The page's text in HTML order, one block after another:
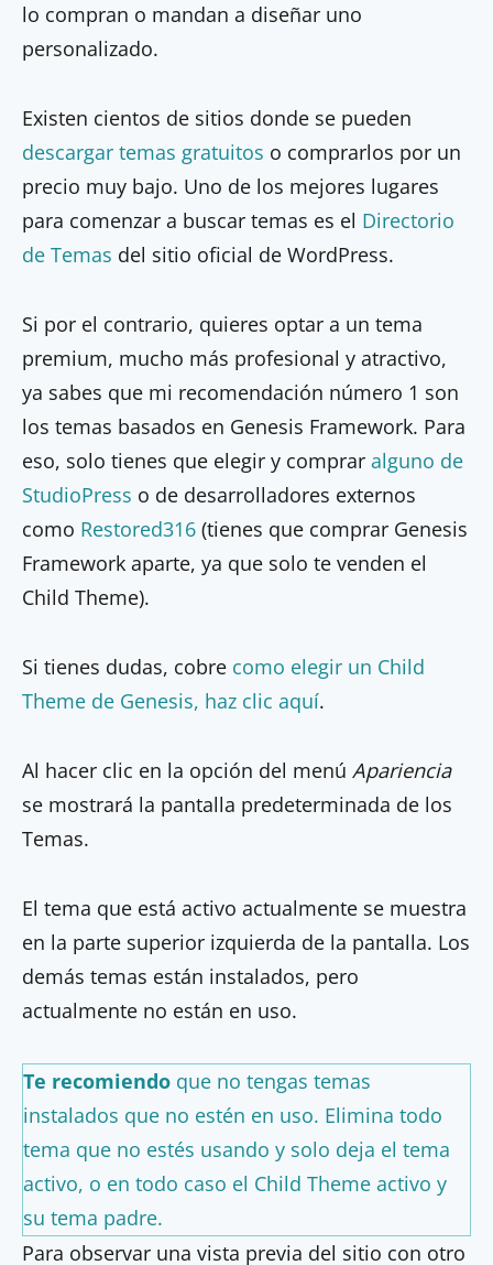
lo compran o mandan a diseñar uno
personalizado.
Existen cientos de sitios donde se pueden
descargar temas gratuitos o comprarlos por un
precio muy bajo. Uno de los mejores lugares
para comenzar a buscar temas es el Directorio
de Temas del sitio oficial de WordPress.
Si por el contrario, quieres optar a un tema
premium, mucho más profesional y atractivo,
ya sabes que mi recomendación número 1 son
los temas basados en Genesis Framework. Para
eso, solo tienes que elegir y comprar alguno de
StudioPress o de desarrolladores externos
como Restored316 (tienes que comprar Genesis
Framework aparte, ya que solo te venden el
Child Theme).
Si tienes dudas, cobre como elegir un Child
Theme de Genesis, haz clic aquí.
Al hacer clic en la opción del menú Apariencia
se mostrará la pantalla predeterminada de los
Temas.
El tema que está activo actualmente se muestra
en la parte superior izquierda de la pantalla. Los
demás temas están instalados, pero
actualmente no están en uso.
Te recomiendo que no tengas temas
instalados que no estén en uso. Elimina todo
tema que no estés usando y solo deja el tema
activo, o en todo caso el Child Theme activo y
su tema padre.
Para observar una vista previa del sitio con otro